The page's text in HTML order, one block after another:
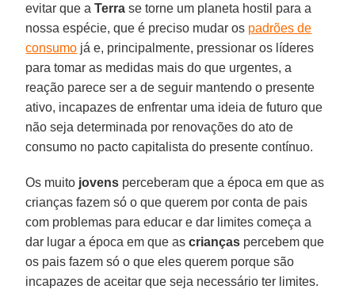
evitar que aTerra se torne um planeta hostil para a
nossa espécie, que é preciso mudar os padrões de
consumo já e, principalmente, pressionar os líderes
para tomar as medidas mais do que urgentes, a
reação parece ser a de seguir mantendo o presente
ativo, incapazes de enfrentar uma ideia de futuro que
não seja determinada por renovações do ato de
consumo no pacto capitalista do presente contínuo.
Os muito jovens perceberam que a época em que as
crianças fazem só o que querem por conta de pais
com problemas para educar e dar limites começa a
dar lugar a época em que ascrianças percebem que
os pais fazem só o que eles querem porque são
incapazes de aceitar que seja necessário ter limites.